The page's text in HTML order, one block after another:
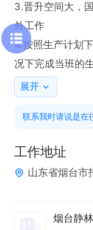
3.晋升空间大，
外工作
4.按照生产计划
况下完成当班的
5.应聘条件
展开
联系我时请说是在
工作地址
山东省烟台市
烟台静